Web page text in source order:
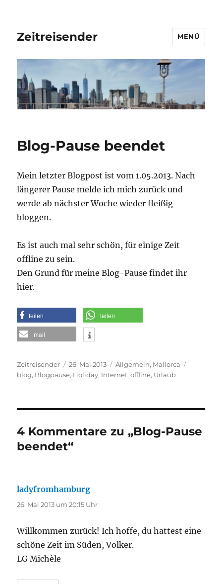
Zeitreisender MENÜ
Blog-Pause beendet
Mein letzter Blogpost ist vom 1.05.2013. Nach
längerer Pause melde ich mich zurück und
werde ab nächster Woche wieder fleißig
bloggen.
Es ist auch mal sehr schön, für einige Zeit
offline zu sein.
Den Grund für meine Blog-Pause findet ihr
hier.
teilen teilen
mail
Autor
Zeitreisender
Veröffentlicht
am
26. Mai 2013 Kategorien
Allgemein, Mallorca
blog, Blogpause, Holiday, Internet,offline, Urlaub
4 Kommentare zu „Blog-Pause
beendet“
ladyfromhamburg
26. Mai 2013 um 20:15 Uhr
Willkommen zurück! Ich hoffe, du hattest eine
schöne Zeit im Süden, Volker.
LG Michèle